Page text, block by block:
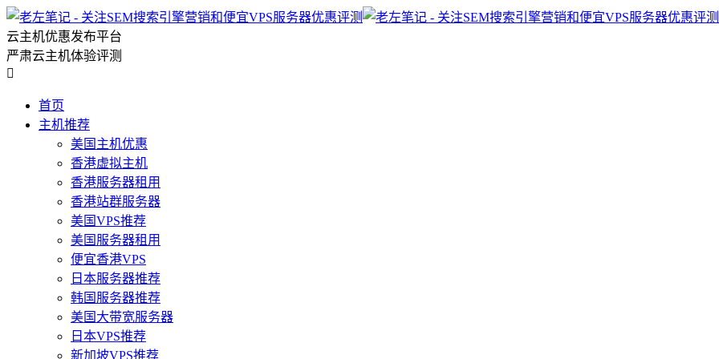
云主机优惠发布平台
严肃云主机体验评测

首页
主机推荐
美国主机优惠
香港虚拟主机
香港服务器租用
香港站群服务器
美国VPS推荐
美国服务器租用
便宜香港VPS
日本服务器推荐
韩国服务器推荐
美国大带宽服务器
日本VPS推荐
新加坡VPS推荐